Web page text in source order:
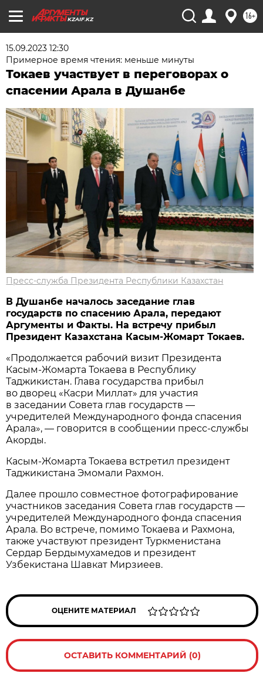
KZAIF.KZ 16+
15.09.2023 12:30
Примерное время чтения: меньше минуты
Токаев участвует в переговорах о
спасении Арала в Душанбе
Пресс-служба Президента Республики Казахстан
В Душанбе началось заседание глав
государств по спасению Арала, передают
Аргументы и Факты. На встречу прибыл
Президент Казахстана Касым-Жомарт Токаев.
«Продолжается рабочий визит Президента
Касым-Жомарта Токаева в Республику
Таджикистан. Глава государства прибыл
во дворец «Касри Миллат» для участия
в заседании Совета глав государств —
учредителей Международного фонда спасения
Арала», — говорится в сообщении пресс-службы
Акорды.
Касым-Жомарта Токаева встретил президент
Таджикистана Эмомали Рахмон.
Далее прошло совместное фотографирование
участников заседания Совета глав государств —
учредителей Международного фонда спасения
Арала. Во встрече, помимо Токаева и Рахмона,
также участвуют президент Туркменистана
Сердар Бердымухамедов и президент
Узбекистана Шавкат Мирзиеев.
ОЦЕНИТЕ МАТЕРИАЛ
ОСТАВИТЬ КОММЕНТАРИЙ (0)